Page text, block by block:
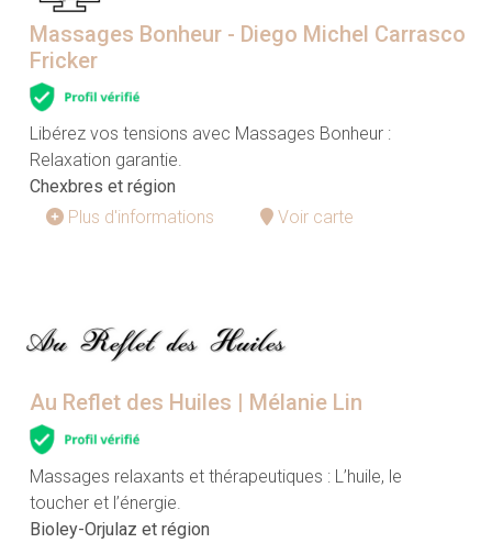
Massages Bonheur - Diego Michel Carrasco
Fricker
Libérez vos tensions avec Massages Bonheur :
Relaxation garantie.
Chexbres et région
Plus d'informations
Voir carte
Au Reflet des Huiles | Mélanie Lin
Massages relaxants et thérapeutiques : L’huile, le
toucher et l’énergie.
Bioley-Orjulaz et région